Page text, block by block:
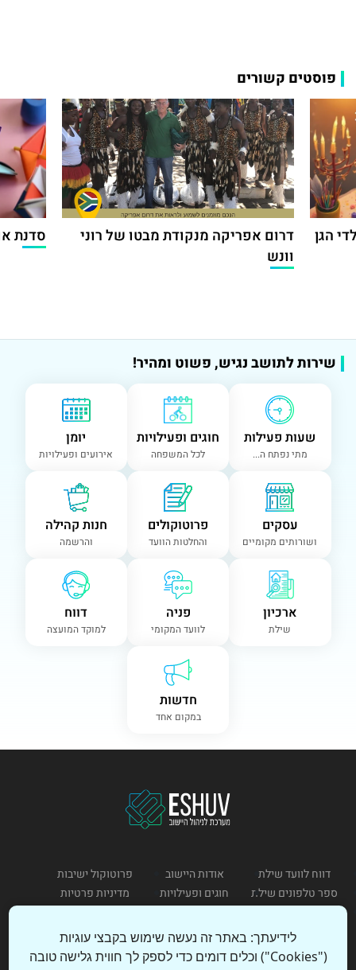
פוסטים קשורים
הגן
דרום אפריקה מנקודת מבטו של רוני
וונש
סדנת
שירות לתושב נגיש, פשוט ומהיר!
שעות פעילות
מתי נפתח ה...
חוגים ופעילויות
לכל המשפחה
יומן
אירועים ופעילויות
עסקים
ושורותים מקומיים
פרוטוקולים
והחלטות הוועד
חנות קהילה
והרשמה
ארכיון
שילת
פניה
לוועד המקומי
דווח
למוקד המועצה
חדשות
במקום אחד
דווח לוועד שילת אודות היישוב
פרוטוקול ישיבות
ספר טלפונים שילת
חוגים ופעילויות
מדיניות פרטיות
לידיעתך: באתר זה נעשה שימוש בקבצי עוגיות
("Cookies") וכלים דומים כדי לספק לך חווית גלישה טובה